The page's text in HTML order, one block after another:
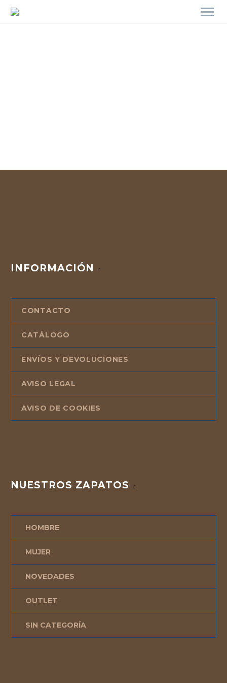
INFORMACIÓN
CONTACTO
CATÁLOGO
ENVÍOS Y DEVOLUCIONES
AVISO LEGAL
AVISO DE COOKIES
NUESTROS ZAPATOS
HOMBRE
MUJER
NOVEDADES
OUTLET
SIN CATEGORÍA